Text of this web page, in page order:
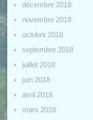
décembre 2018
novembre 2018
octobre 2018
septembre 2018
juillet 2018
juin 2018
avril 2018
mars 2018